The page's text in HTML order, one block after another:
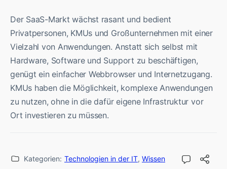
Der SaaS-Markt wächst rasant und bedient
Privatpersonen, KMUs und Großunternehmen mit einer
Vielzahl von Anwendungen. Anstatt sich selbst mit
Hardware, Software und Support zu beschäftigen,
genügt ein einfacher Webbrowser und Internetzugang.
KMUs haben die Möglichkeit, komplexe Anwendungen
zu nutzen, ohne in die dafür eigene Infrastruktur vor
Ort investieren zu müssen.
Kategorien: Technologien in der IT, Wissen